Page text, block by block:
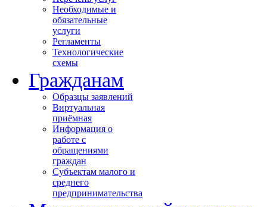
Необходимые и
обязательные
услуги
Регламенты
Технологические
схемы
Гражданам
Образцы заявлений
Виртуальная
приёмная
Информация о
работе с
обращениями
граждан
Субъектам малого и
среднего
предпринимательства